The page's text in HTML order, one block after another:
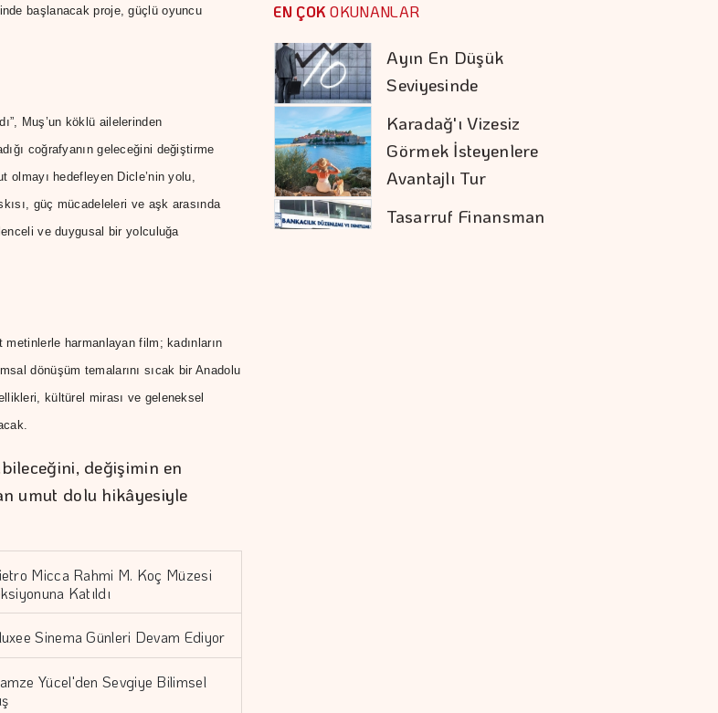
başlanacak proje, güçlü oyuncu
Muş’un köklü ailelerinden
coğrafyanın geleceğini değiştirme
hedefleyen Dicle’nin yolu,
güç mücadeleleri ve aşk arasında
ve duygusal bir yolculuğa
harmanlayan film; kadınların
dönüşüm temalarını sıcak bir Anadolu
kültürel mirası ve geleneksel
değişimin en
umut dolu hikâyesiyle
Micca Rahmi M. Koç Müzesi
Katıldı
Sinema Günleri Devam Ediyor
Yücel'den Sevgiye Bilimsel
EN ÇOK OKUNANLARSeviyesinde
Karadağ'ı Vizesiz
Görmek İsteyenlere
Avantajlı Tur
Seçenekleri
Tasarruf Finansman
şirketlerine Yeni
Düzenleme